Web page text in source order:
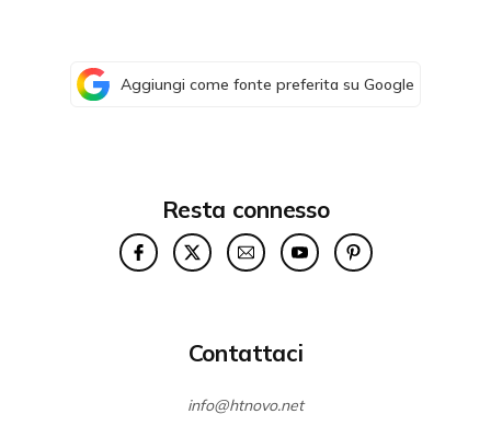
Aggiungi come fonte preferita su Google
Resta connesso
Contattaci
info@htnovo.net